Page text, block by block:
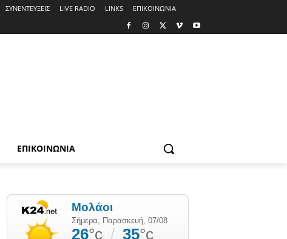
ΣΥΝΕΝΤΕΥΞΕΙΣ LIVE RADIO LINKS ΕΠΙΚΟΙΝΩΝΙΑ
ΕΠΙΚΟΙΝΩΝΙΑ